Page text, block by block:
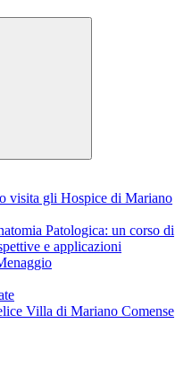
visita gli Hospice di Mariano
Patologica: un corso di
e applicazioni
Villa di Mariano Comense